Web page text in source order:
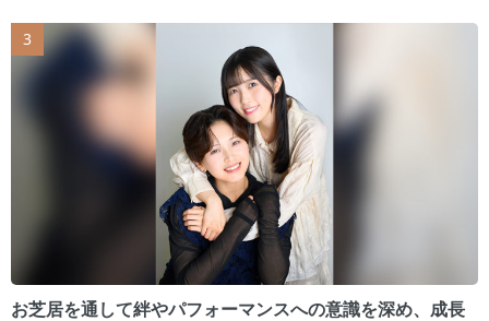
お芝居を通して絆やパフォーマンスへの意識を深め、成長